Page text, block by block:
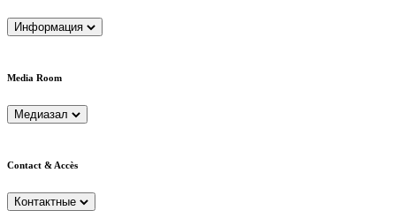
Информация
Media Room
Медиазал
Contact & Accès
Контактные